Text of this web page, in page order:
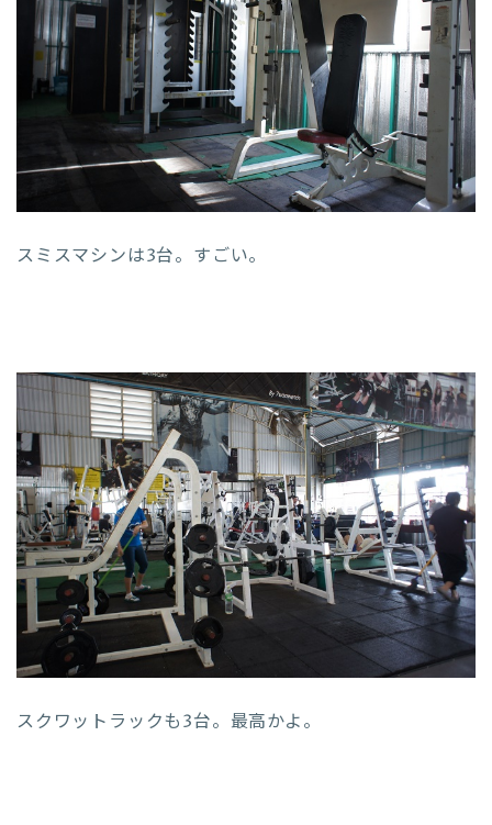
スミスマシンは3台。すごい。
スクワットラックも3台。最高かよ。